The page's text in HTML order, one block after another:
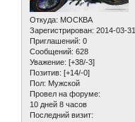
Откуда: МОСКВА
Зарегистрирован: 2014-03-31
Приглашений: 0
Сообщений: 628
Уважение: [+38/-3]
Позитив: [+14/-0]
Пол: Мужской
Провел на форуме:
10 дней 8 часов
Последний визит: